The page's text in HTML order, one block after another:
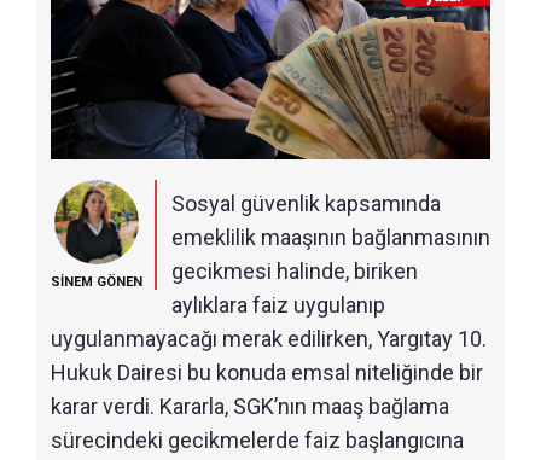
SİNEM GÖNEN
Sosyal güvenlik kapsamında
emeklilik maaşının bağlanmasının
gecikmesi halinde, biriken
aylıklara faiz uygulanıp
uygulanmayacağı merak edilirken, Yargıtay 10.
Hukuk Dairesi bu konuda emsal niteliğinde bir
karar verdi. Kararla, SGK’nın maaş bağlama
sürecindeki gecikmelerde faiz başlangıcına